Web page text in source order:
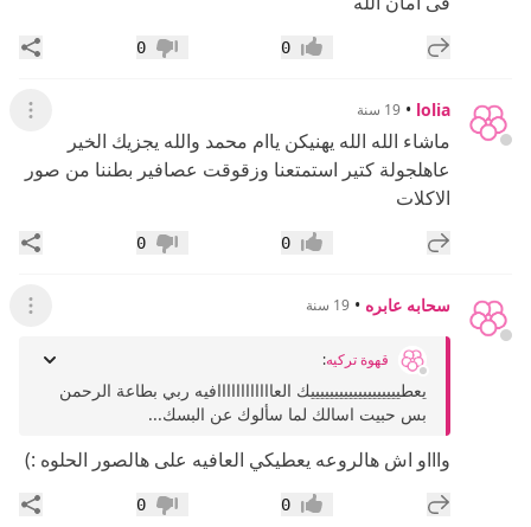
إضافة رد جديد إعجاب0 عدم إعجاب
0
lolia
• 19 سنة عرض
ماشاء الله الله يهنيكن ياام محمد والله يجزيك الخير
عاهلجولة كتير استمتعنا وزقوقت عصافير بطننا من صور
الاكلات
إضافة رد جديد إعجاب0 عدم إعجاب
0
سحابه عابره • 19 سنة عرض
قهوة تركيه:
يعطيييييييييييييييييييك العاااااااااااافيه ربي بطاعة الرحمن
بس حبيت اسالك لما سألوك عن البسك...
واااو اش هالروعه يعطيكي العافيه على هالصور الحلوه :)
إضافة رد جديد إعجاب0 عدم إعجاب
0